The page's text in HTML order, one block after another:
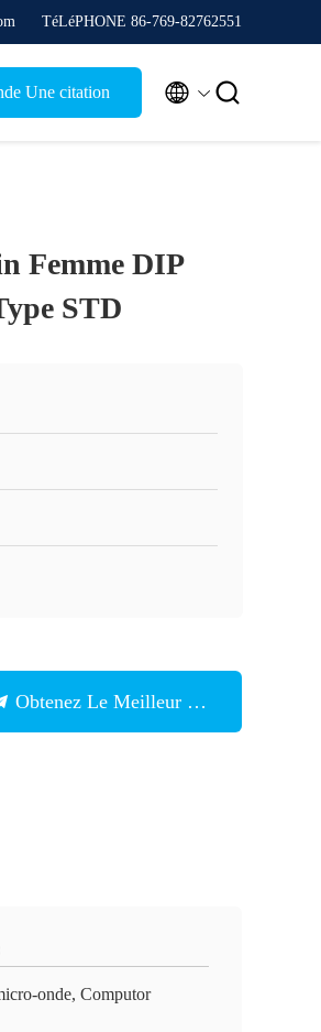
TéLéPHONE 86-769-82762551
Une citation  
Femme DIP
STD
Obtenez Le Meilleur Prix
onde, Computor